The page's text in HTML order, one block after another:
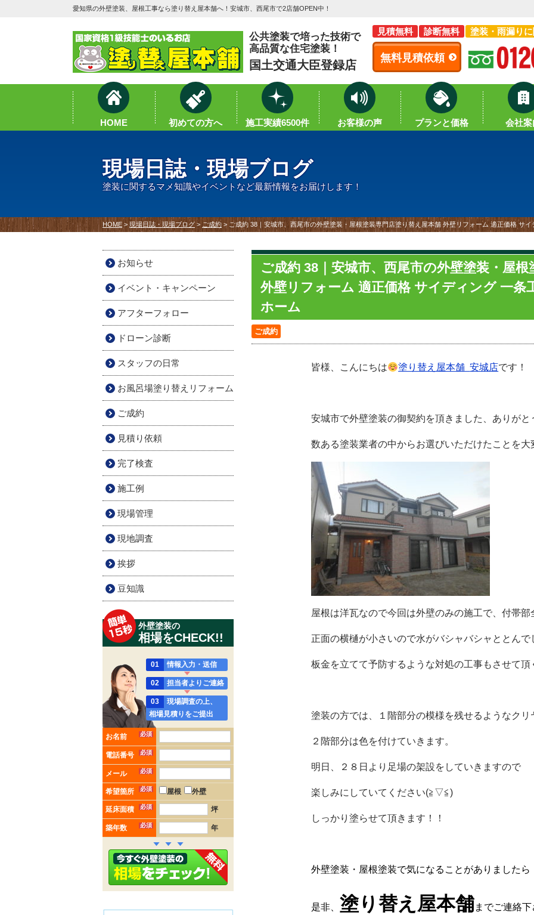
愛知県の外壁塗装、屋根工事なら塗り替え屋本舗へ！安城市、西尾市で2店舗OPEN中！
公共塗装で培った技術で
高品質な住宅塗装！
国土交通大臣登録店
見積無料 診断無料 塗装・雨漏り
無料見積依頼
HOME 初めての方へ 施工実績6500件 お客様の声 プランと価格 会社
現場日誌・現場ブログ
塗装に関するマメ知識やイベントなど最新情報をお届けします！
HOME> 現場日誌・現場ブログ > ご成約 > ご成約 38｜安城市、西尾市の外壁塗装・屋根塗装専門店塗り替え屋本舗 外壁リフォーム 適正価格 サ
ご成約 38｜安城市、西尾市の外壁塗装・屋
外壁リフォーム 適正価格 サイディング 一条
ホーム
ご成約
皆様、こんにちは 塗り替え屋本舗安城店です！
安城市で外壁塗装の御契約を頂きました、ありがと
数ある塗装業者の中からお選びいただけたことを大
屋根は洋瓦なので今回は外壁のみの施工で、付帯部
正面の横樋が小さいので水がバシャバシャととん
板金を立てて予防するような対処の工事もさせて頂
塗装の方では、１階部分の模様を残せるようなクリ
２階部分は色を付けていきます。
明日、２８日より足場の架設をしていきますので
楽しみにしていてください(≧▽≦)
しっかり塗らせて頂きます！！
外壁塗装・屋根塗装で気になることがありましたら
是非、 塗り替え屋本舗までご連絡
お知らせ
イベント・キャンペーン
アフターフォロー
ドローン診断
スタッフの日常
お風呂場塗り替えリフォーム
ご成約
見積り依頼
完了検査
施工例
現場管理
現地調査
挨拶
豆知識
外壁塗装の
相場をCHECK!!
01 情報入力・送信
02 担当者よりご連絡
03
現場調査の上、
相場見積りをご提出
お名前 必須
電話番号 必須
メール 必須
希望箇所 必須 屋根 外壁
延床面積 必須 坪
築年数 必須 年